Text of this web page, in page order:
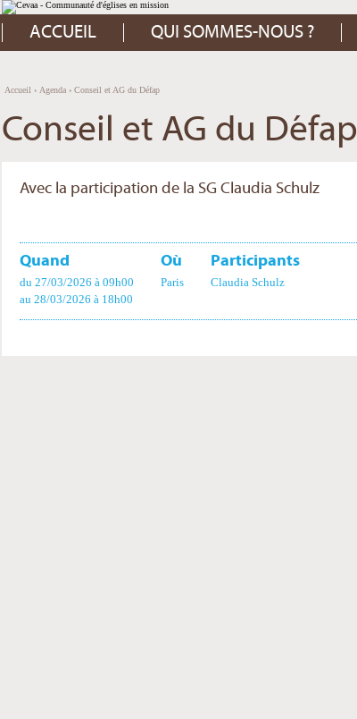
Aller
au
contenu.
Aller
à
Outils
personnels
ACCUEIL QUI SOMMES-NOUS ?
Accueil › Agenda › Conseil et AG du Défap
Conseil et AG du Défap
Avec la participation de la SG Claudia Schulz
Quand
du 27/03/2026 à 09h00
au 28/03/2026 à 18h00
Où
Paris
Participants
Claudia Schulz